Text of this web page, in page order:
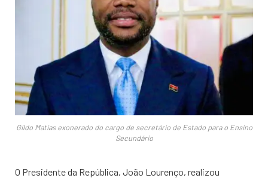
Gildo Matias exonerado do cargo de secretário de Estado para o Ensino
Secundário
O Presidente da República, João Lourenço, realizou